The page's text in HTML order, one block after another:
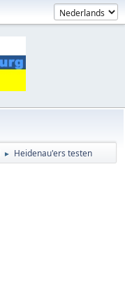
► Heidenau'ers testen